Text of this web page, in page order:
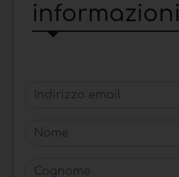
informazioni
Indirizzo email
Nome
Cognome